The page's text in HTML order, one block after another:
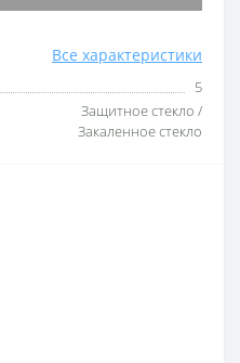
Все характеристики
5
Защитное стекло /
Закаленное стекло